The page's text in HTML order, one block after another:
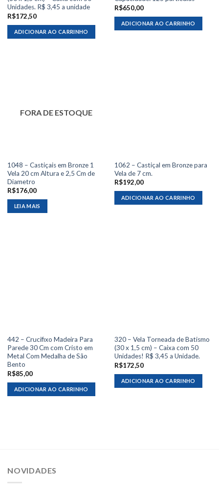
Unidades. R$ 3,45 a unidade
R$172,50
ADICIONAR AO CARRINHO
R$650,00
ADICIONAR AO CARRINHO
FORA DE ESTOQUE
1048 – Castiçais em Bronze 1
Vela 20 cm Altura e 2,5 Cm de
Diametro
R$176,00
LEIA MAIS
1062 – Castiçal em Bronze para
Vela de 7 cm.
R$192,00
ADICIONAR AO CARRINHO
442 – Crucifixo Madeira Para
Parede 30 Cm com Cristo em
Metal Com Medalha de São
Bento
R$85,00
ADICIONAR AO CARRINHO
320 – Vela Torneada de Batismo
(30 x 1,5 cm) – Caixa com 50
Unidades! R$ 3,45 a Unidade.
R$172,50
ADICIONAR AO CARRINHO
NOVIDADES